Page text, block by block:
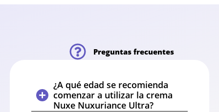
Preguntas frecuentes
¿A qué edad se recomienda
comenzar a utilizar la crema
Nuxe Nuxuriance Ultra?